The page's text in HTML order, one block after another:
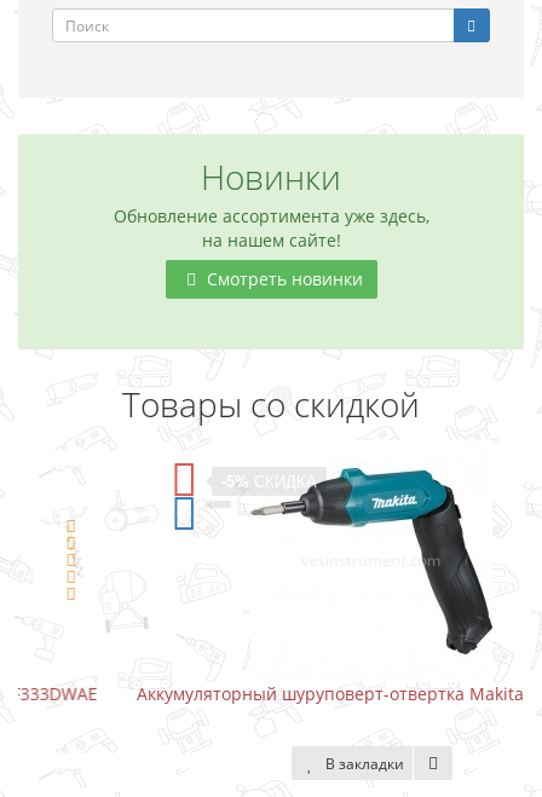
Новинки
Обновление ассортимента уже здесь,
на нашем сайте!
Смотреть новинки
Товары со скидкой
Аккумуляторный шуруповерт-отвертка Makita DF001DW